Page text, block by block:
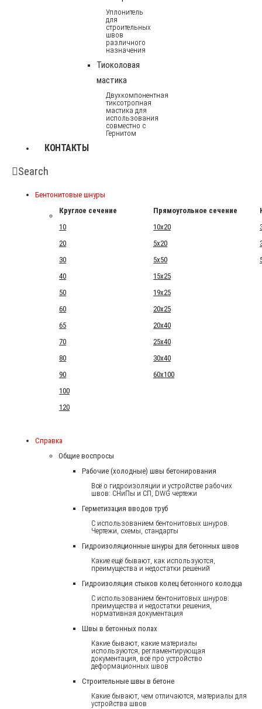
Уплонитель
для
строительных
швов
различного
назначения
Тиоколовая
мастика
Двухкомпонентная
тиксотропная
мастика для
использования
совместно с
Гернитом
КОНТАКТЫ
Search
Бентонитовые шнуры
Круглое сечение
Прямоугольное сечение
10
10x20
20
5x20
30
5x50
40
15x25
50
19x25
60
20x25
65
20x40
70
25x40
80
30x40
90
60x100
100
120
Справка
Общие воспросы
Рабочие (холодные) швы бетонирования
Всё о гидроизоляции и устройстве рабочих
швов: СНиПы и СП, DWG чертежи
Герметизация вводов труб
С использованием бентонитовых шнуров.
Чертежи, схемы, стандарты
Гидроизоляционные шнуры для бетонных швов
Какие ещё бывают, как используются,
преимущества и недостатки решений
Гидроизоляция стыков колец бетонного колодца
С использованием бентонитовых шнуров:
преимущества и недостатки решения,
нормативная документация
Швы в бетонных полах
Какие бывают, какие материалы
используются, регламентирующая
документация, всё про устройство
деформационных швов
Строительные швы в бетоне
Какие бывают, чем отличаются, материалы для
устройства швов